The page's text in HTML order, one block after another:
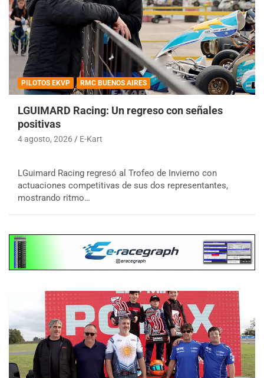
PILOTOS EKVP RMC BUENOS AIRES
LGUIMARD Racing: Un regreso con señales
positivas
4 agosto, 2026 E-Kart
LGuimard Racing regresó al Trofeo de Invierno con
actuaciones competitivas de sus dos representantes,
mostrando ritmo…